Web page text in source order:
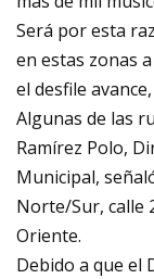
Será por esta
en estas zonas
el desfile
Algunas de las
Ramírez Polo,
Municipal,
Norte/Sur, calle
Oriente.
Debido a que el